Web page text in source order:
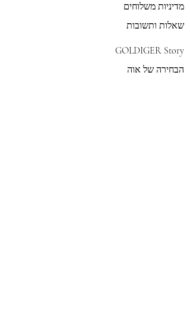
מדיניות משלוחים
שאלות ותשובות
GOLDIGER Story
הבחירה של אוה